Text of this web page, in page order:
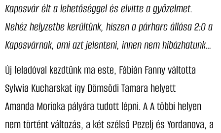
Kaposvár élt a lehetőséggel és elvitte a győzelmet.
Nehéz helyzetbe kerültünk, hiszen a párharc állása 2:0 a
Kaposvárnak, ami azt jelenteni, innen nem hibázhatunk…
Új feladóval kezdtünk ma este, Fábián Fanny váltotta
Sylwia Kucharskat így Dömsödi Tamara helyett
Amanda Morioka pályára tudott lépni. A A többi helyen
nem történt változás, a két szélső Pezelj és Yordanova, a